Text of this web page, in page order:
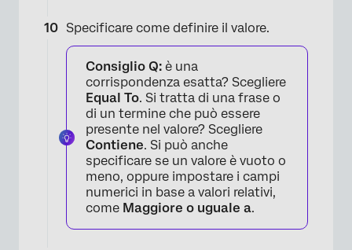
Specificare come definire il valore.
Consiglio Q: è una
corrispondenza esatta? Scegliere
Equal To. Si tratta di una frase o
di un termine che può essere
presente nel valore? Scegliere
Contiene. Si può anche
specificare se un valore è vuoto o
meno, oppure impostare i campi
numerici in base a valori relativi,
come Maggiore o uguale a.